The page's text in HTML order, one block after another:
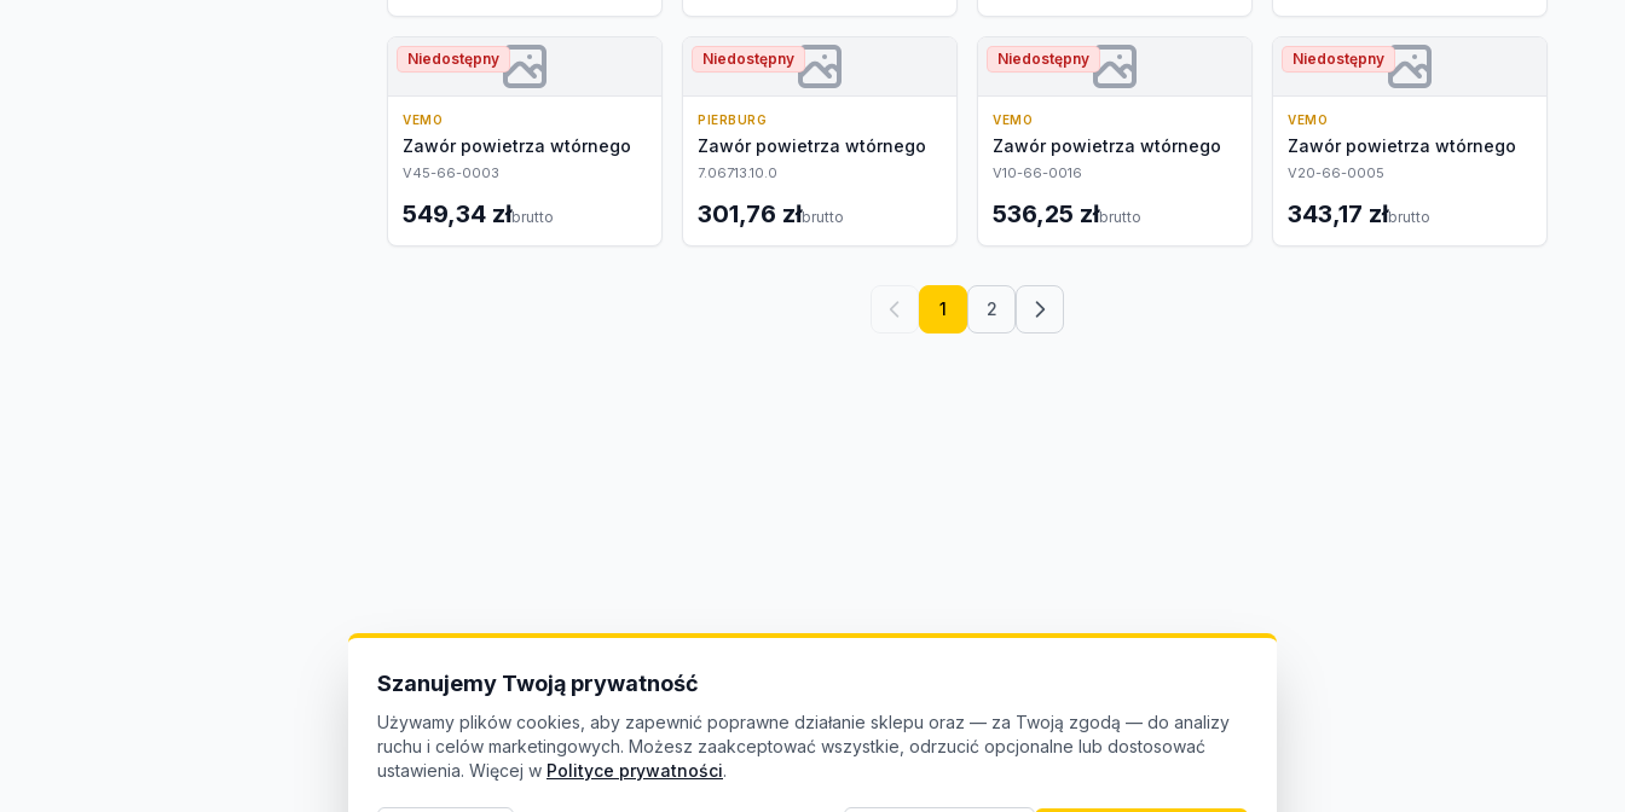
Niedostępny
VEMO
Zawór powietrza wtórnego
V45-66-0003
549,34 złbrutto
Niedostępny
PIERBURG
Zawór powietrza wtórnego
7.06713.10.0
301,76 złbrutto
Niedostępny
VEMO
Zawór powietrza wtórnego
V10-66-0016
536,25 złbrutto
Niedostępny
VEMO
Zawór powietrza wtórnego
V20-66-0005
343,17 złbrutto
1 2
Szanujemy Twoją prywatność
Używamy plików cookies, aby zapewnić poprawne działanie sklepu oraz — za Twoją zgodą — do analizy
ruchu i celów marketingowych. Możesz zaakceptować wszystkie, odrzucić opcjonalne lub dostosować
ustawienia. Więcej w Polityce prywatności.